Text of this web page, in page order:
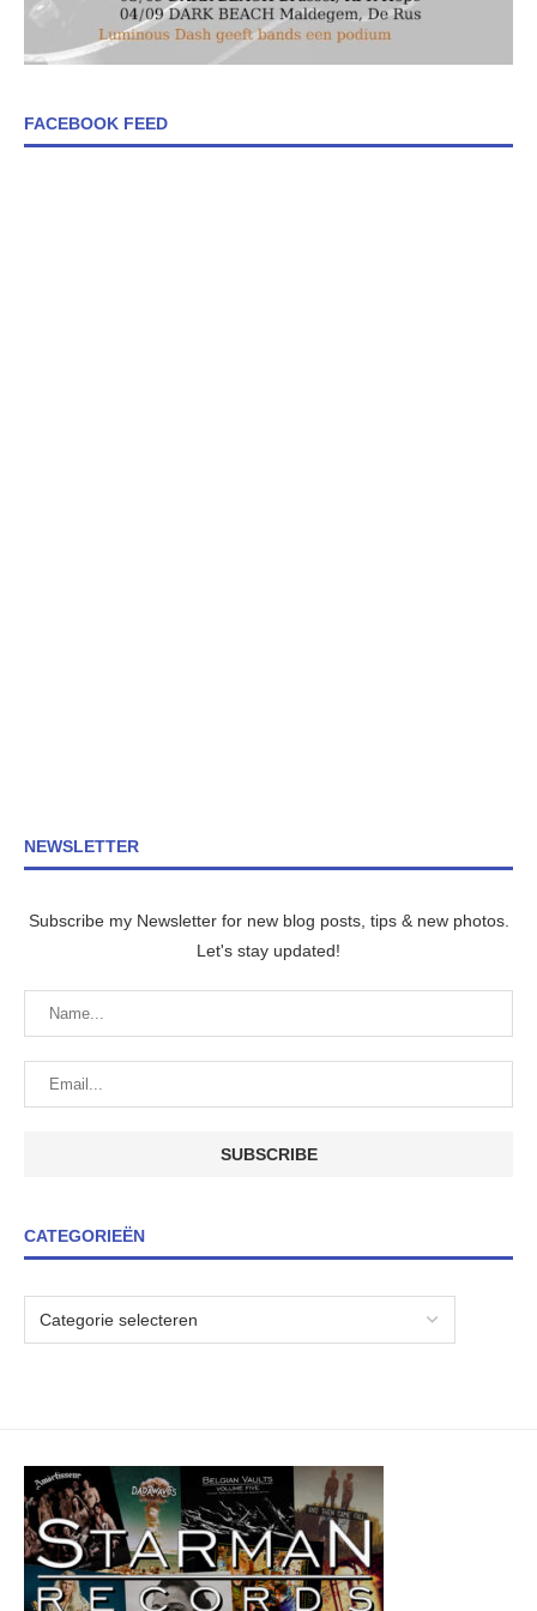
FACEBOOK FEED
NEWSLETTER
Subscribe my Newsletter for new blog posts, tips & new photos.
Let's stay updated!
CATEGORIEËN